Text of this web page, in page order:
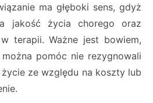
ma głęboki sens, gdyż
jakość życia chorego oraz
terapii. Ważne jest bowiem,
pomóc nie rezygnowali
ze względu na koszty lub